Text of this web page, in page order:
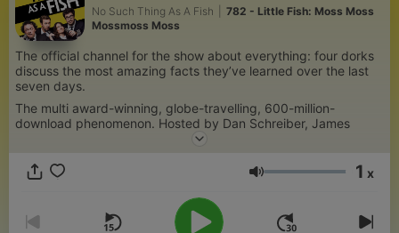
No Such Thing As A Fish
782 - Little Fish: Moss Moss
Mossmoss Moss
The official channel for the show about everything: four dorks
discuss the most amazing facts they’ve learned over the last
seven days.
The multi award-winning, globe-travelling, 600-million-
download phenomenon. Hosted by Dan Schreiber, James
Harkin, Andrew Hunter Murray and Anna Ptaszynski.
音量 1 x